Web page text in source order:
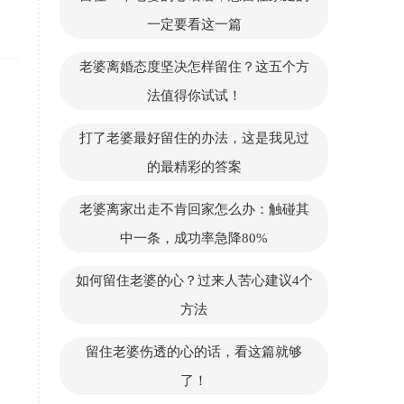
一定要看这一篇
老婆离婚态度坚决怎样留住？这五个方
法值得你试试！
打了老婆最好留住的办法，这是我见过
的最精彩的答案
老婆离家出走不肯回家怎么办：触碰其
中一条，成功率急降80%
如何留住老婆的心？过来人苦心建议4个
方法
留住老婆伤透的心的话，看这篇就够
了！